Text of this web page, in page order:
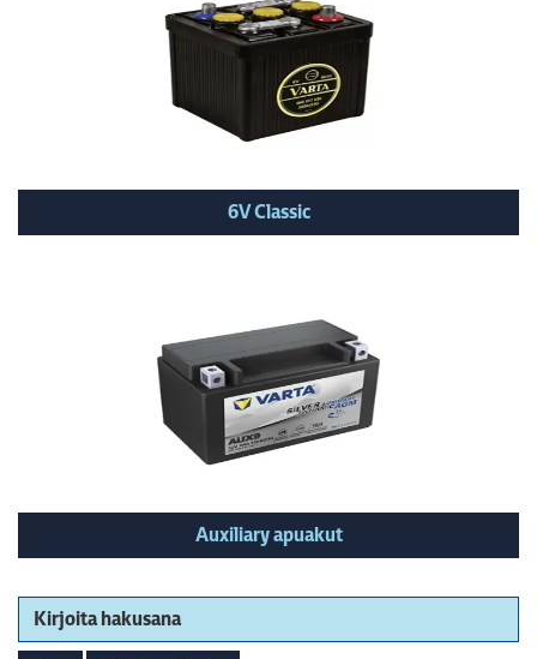
6V Classic
Auxiliary apuakut
Kirjoita hakusana